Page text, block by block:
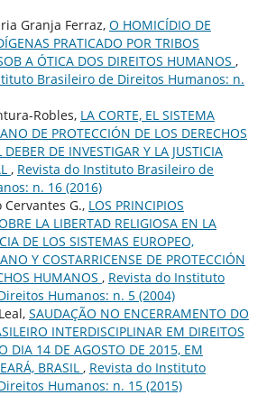
Granja Ferraz, O HOMICÍDIO DE
PRATICADO POR TRIBOS
A ÓTICA DOS DIREITOS HUMANOS ,
Brasileiro de Direitos Humanos: n.
Robles, LA CORTE, EL SISTEMA
DE PROTECCIÓN DE LOS DERECHOS
DE INVESTIGAR Y LA JUSTICIA
, Revista do Instituto Brasileiro de
n. 16 (2016)
Cervantes G., LOS PRINCIPIOS
LA LIBERTAD RELIGIOSA EN LA
DE LOS SISTEMAS EUROPEO,
Y COSTARRICENSE DE PROTECCIÓN
HUMANOS , Revista do Instituto
Humanos: n. 5 (2004)
SAUDAÇÃO NO ENCERRAMENTO DO
INTERDISCIPLINAR EM DIREITOS
DIA 14 DE AGOSTO DE 2015, EM
BRASIL , Revista do Instituto
Humanos: n. 15 (2015)